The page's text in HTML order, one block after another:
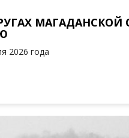
МАГАДАНСКОЙ
2026 года